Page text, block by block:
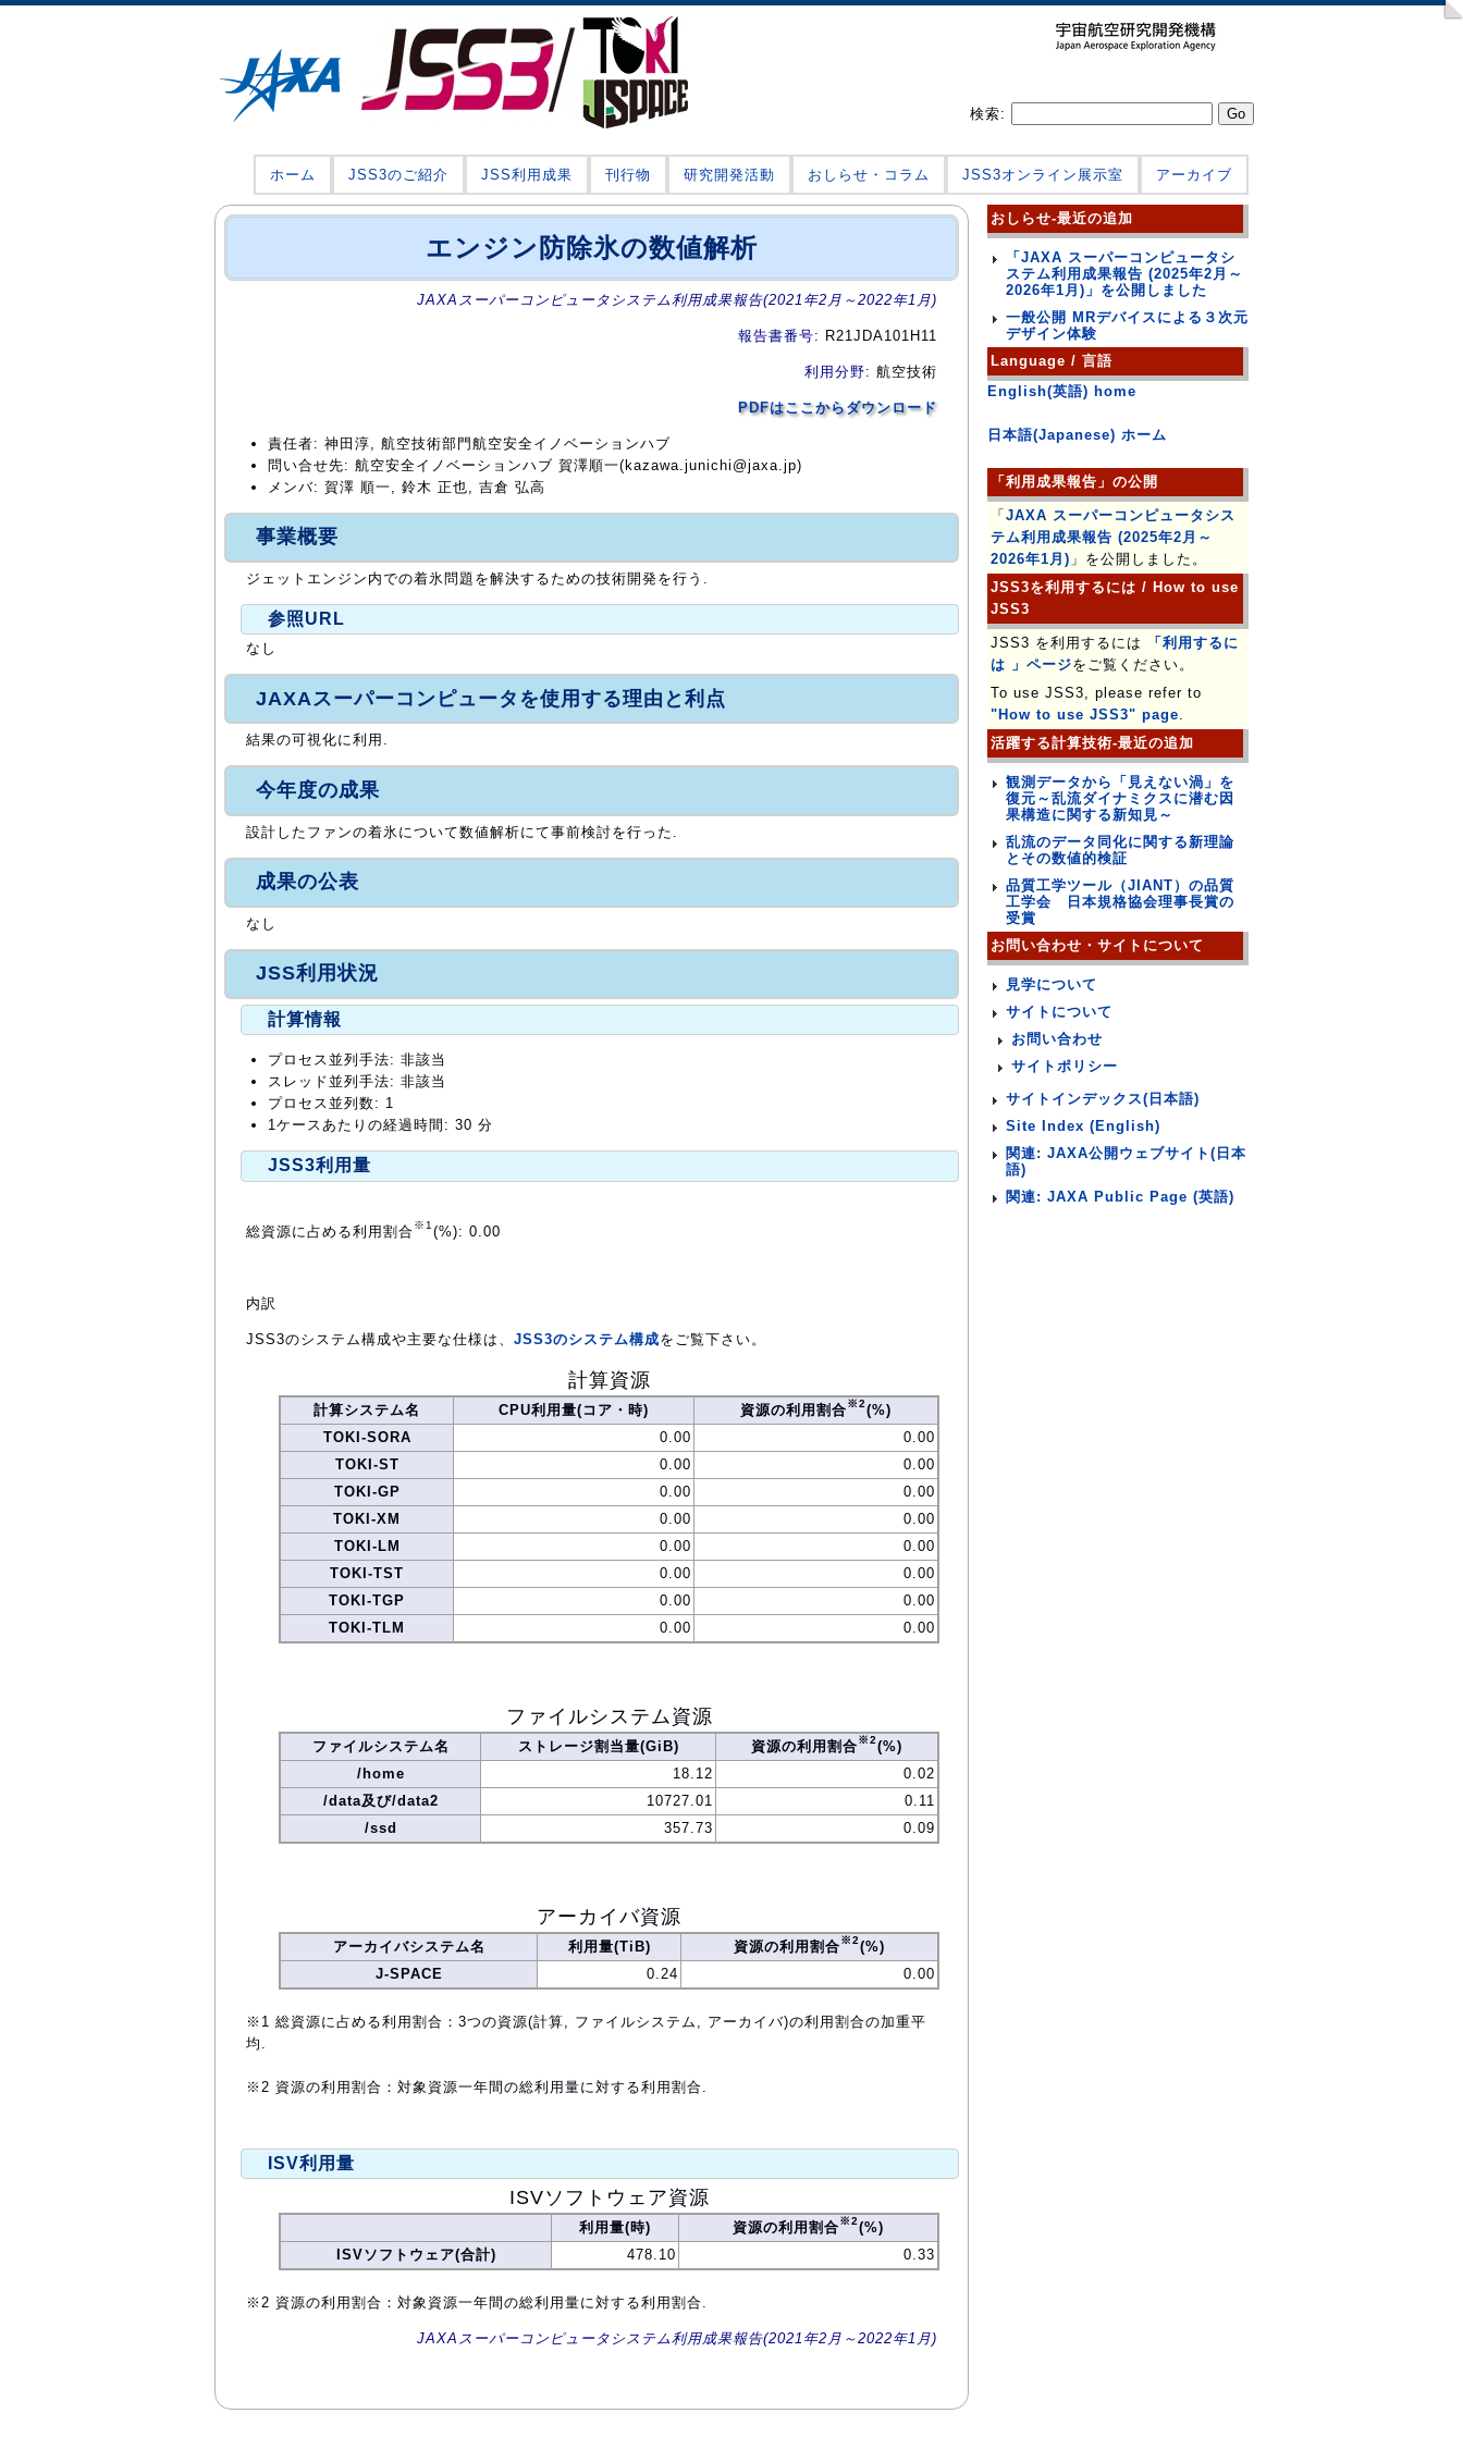
検索:
ホーム JSS3のご紹介 JSS利用成果 刊行物 研究開発活動 おしらせ・コラム JSS3オンライン展示室 アーカイブ
エンジン防除氷の数値解析
JAXAスーパーコンピュータシステム利用成果報告(2021年2月～2022年1月)
報告書番号: R21JDA101H11
利用分野: 航空技術
PDFはここからダウンロード
責任者: 神田淳, 航空技術部門航空安全イノベーションハブ
問い合せ先: 航空安全イノベーションハブ 賀澤順一(kazawa.junichi@jaxa.jp)
メンバ: 賀澤 順一, 鈴木 正也, 吉倉 弘高
事業概要
ジェットエンジン内での着氷問題を解決するための技術開発を行う.
参照URL
なし
JAXAスーパーコンピュータを使用する理由と利点
結果の可視化に利用.
今年度の成果
設計したファンの着氷について数値解析にて事前検討を行った.
成果の公表
なし
JSS利用状況
計算情報
プロセス並列手法: 非該当
スレッド並列手法: 非該当
プロセス並列数: 1
1ケースあたりの経過時間: 30 分
JSS3利用量
総資源に占める利用割合※1 (%): 0.00
内訳
JSS3のシステム構成や主要な仕様は、 JSS3のシステム構成をご覧下さい。
計算資源
計算システム名 CPU利用量(コア・時) 資源の利用割合※2(%)
TOKI-SORA
0.00
0.00
TOKI-ST
0.00
0.00
TOKI-GP
0.00
0.00
TOKI-XM
0.00
0.00
TOKI-LM
0.00
0.00
TOKI-TST
0.00
0.00
TOKI-TGP
0.00
0.00
TOKI-TLM
0.00 0.00
ファイルシステム資源
ファイルシステム名 ストレージ割当量(GiB) 資源の利用割合※2(%)
/home
18.12
0.02
/data及び/data2
10727.01
0.11
/ssd
357.73 0.09
アーカイバ資源
アーカイバシステム名 利用量(TiB) 資源の利用割合※2(%)
J-SPACE
0.24 0.00
※1 総資源に占める利用割合：3つの資源(計算, ファイルシステム, アーカイバ)の利用割合の加重平
均.
※2 資源の利用割合：対象資源一年間の総利用量に対する利用割合.
ISV利用量
ISVソフトウェア資源
利用量(時) 資源の利用割合※2(%)
ISVソフトウェア(合計)
478.10 0.33
※2 資源の利用割合：対象資源一年間の総利用量に対する利用割合.
JAXAスーパーコンピュータシステム利用成果報告(2021年2月～2022年1月)
おしらせ-最近の追加
「JAXA スーパーコンピュータシ
ステム利用成果報告 (2025年2月～
2026年1月)」を公開しました
一般公開 MRデバイスによる３次元
デザイン体験
Language / 言語
English(英語) home
日本語(Japanese) ホーム
「利用成果報告」の公開
「 JAXA スーパーコンピュータシス
テム利用成果報告 (2025年2月～
2026年1月) 」を公開しました。
JSS3を利用するには / How to use
JSS3
JSS3 を利用するには
「利用するに
は 」ページをご覧ください。
To use JSS3, please refer to
"How to use JSS3" page.
活躍する計算技術-最近の追加
観測データから「見えない渦」を
復元～乱流ダイナミクスに潜む因
果構造に関する新知見～
乱流のデータ同化に関する新理論
とその数値的検証
品質工学ツール（JIANT）の品質
工学会 日本規格協会理事長賞の
受賞
お問い合わせ・サイトについて
見学について
サイトについて
お問い合わせ
サイトポリシー
サイトインデックス(日本語)
Site Index (English)
関連: JAXA公開ウェブサイト(日本
語)
関連: JAXA Public Page (英語)